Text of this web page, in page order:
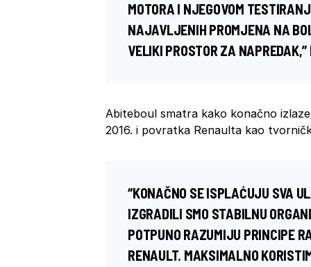
MOTORA I NJEGOVOM
NAJAVLJENIH PROMJENA NA
VELIKI PROSTOR ZA
Abiteboul smatra kako konačno
2016. i povratka Renaulta kao
“KONAČNO SE ISPLAĆUJU SVA
IZGRADILI SMO STABILNU
POTPUNO RAZUMIJU PRINCIPE
RENAULT. MAKSIMALNO